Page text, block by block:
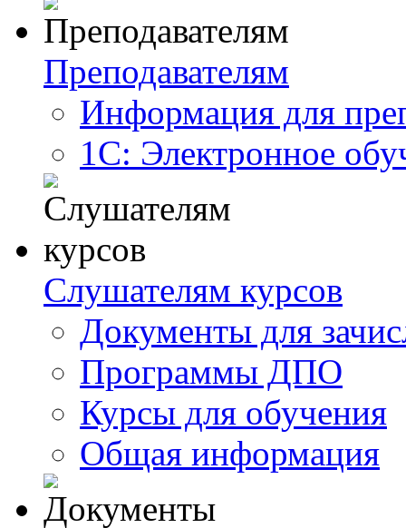
Преподавателям
Информация для
1С: Электронное
Слушателям курсов
Документы для
Программы ДПО
Курсы для обучения
Общая информация